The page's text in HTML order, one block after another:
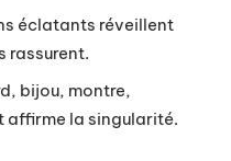
éclatants réveillent
rassurent.
bijou, montre,
affirme la singularité.